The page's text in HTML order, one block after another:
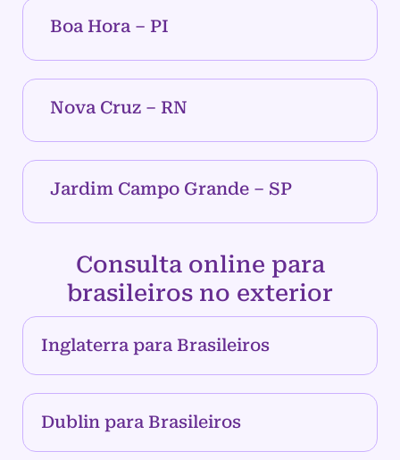
Boa Hora – PI
Nova Cruz – RN
Jardim Campo Grande – SP
Consulta online para
brasileiros no exterior
Inglaterra para Brasileiros
Dublin para Brasileiros